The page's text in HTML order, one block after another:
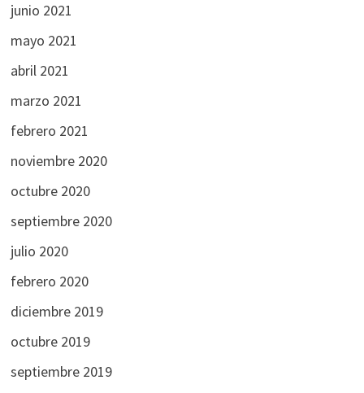
junio 2021
mayo 2021
abril 2021
marzo 2021
febrero 2021
noviembre 2020
octubre 2020
septiembre 2020
julio 2020
febrero 2020
diciembre 2019
octubre 2019
septiembre 2019